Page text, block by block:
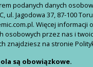
podanych danych
ul. Jagodowa 37, 87-100
Więcej informacji
osobowych przez nas i
znajdziesz na stronie
są obowiązkowe.